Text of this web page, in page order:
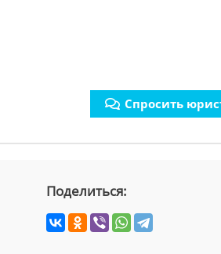
Спросить
Поделиться: